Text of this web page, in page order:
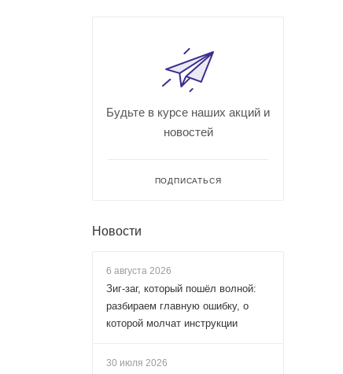
Будьте в курсе наших акций и
новостей
ПОДПИСАТЬСЯ
Новости
6 августа 2026
Зиг-заг, который пошёл волной:
разбираем главную ошибку, о
которой молчат инструкции
30 июля 2026